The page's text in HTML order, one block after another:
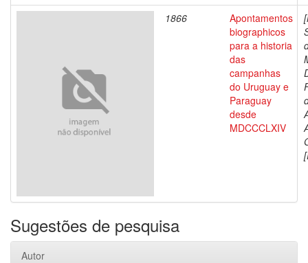
1866
Apontamentos
biographicos
para a historia
das
campanhas
do Uruguay e
Paraguay
desde
MDCCCLXIV
Sugestões de pesquisa
Autor